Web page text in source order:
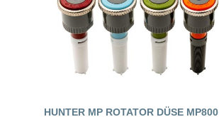
HUNTER MP ROTATOR DÜSE MP800